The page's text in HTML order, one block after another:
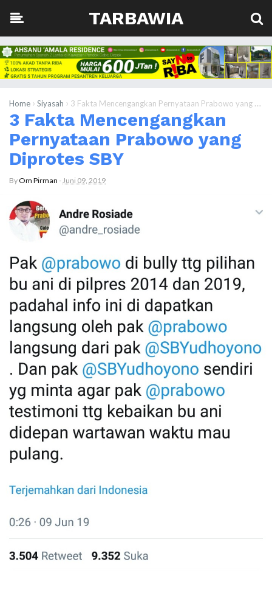
TARBAWIA
Home › Siyasah › 3 Fakta Mencengangkan Pernyataan Prabowo yang Diprotes SBY
3 Fakta Mencengangkan
Pernyataan Prabowo yang
Diprotes SBY
ByOm Pirman -Juni 09, 2019